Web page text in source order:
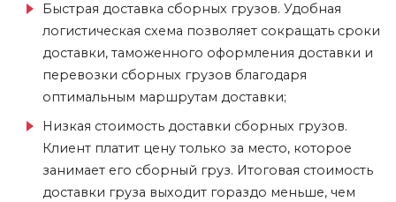
Быстрая доставка сборных грузов. Удобная
логистическая схема позволяет сокращать сроки
доставки, таможенного оформления доставки и
перевозки сборных грузов благодаря
оптимальным маршрутам доставки;
Низкая стоимость доставки сборных грузов.
Клиент платит цену только за место, которое
занимает его сборный груз. Итоговая стоимость
доставки груза выходит гораздо меньше, чем